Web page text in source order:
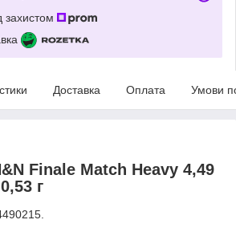
захистом
Доставка Оплата Умови
Finale Match Heavy 4,49
г